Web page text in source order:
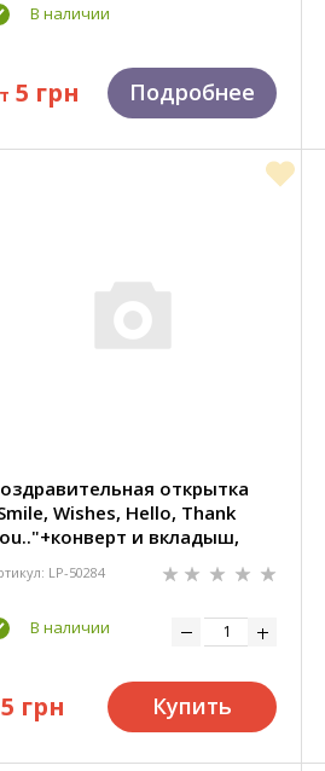
В наличии
5 грн Подробнее
открытка
Wishes, Hello, Thank
и вкладыш,
LP-50284
В наличии
грн Купить